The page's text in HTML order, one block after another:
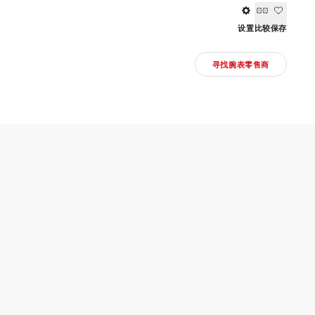
设置比较保存
寻找腕表零售商